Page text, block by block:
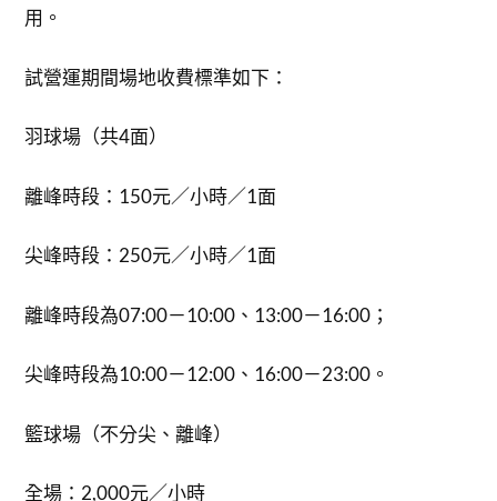
用。
試營運期間場地收費標準如下：
羽球場（共4面）
離峰時段：150元／小時／1面
尖峰時段：250元／小時／1面
離峰時段為07:00－10:00、13:00－16:00；
尖峰時段為10:00－12:00、16:00－23:00。
籃球場（不分尖、離峰）
全場：2,000元／小時